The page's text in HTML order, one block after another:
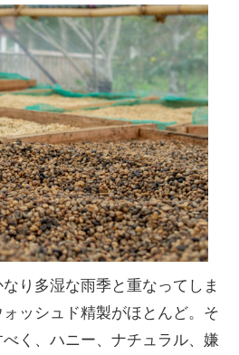
り多湿な雨季と重なってしま
ッシュド精製がほとんど。そ
く、ハニー、ナチュラル、嫌